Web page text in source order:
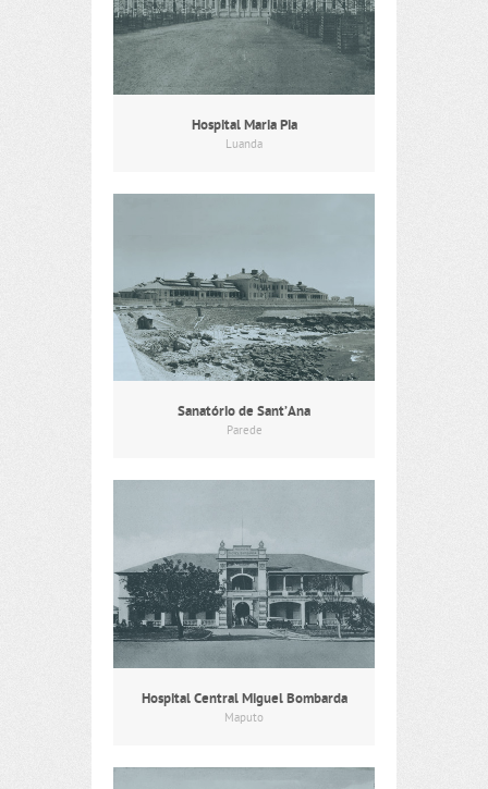
Hospital Maria Pia
Luanda
Sanatório de Sant’Ana
Parede
Hospital Central Miguel Bombarda
Maputo